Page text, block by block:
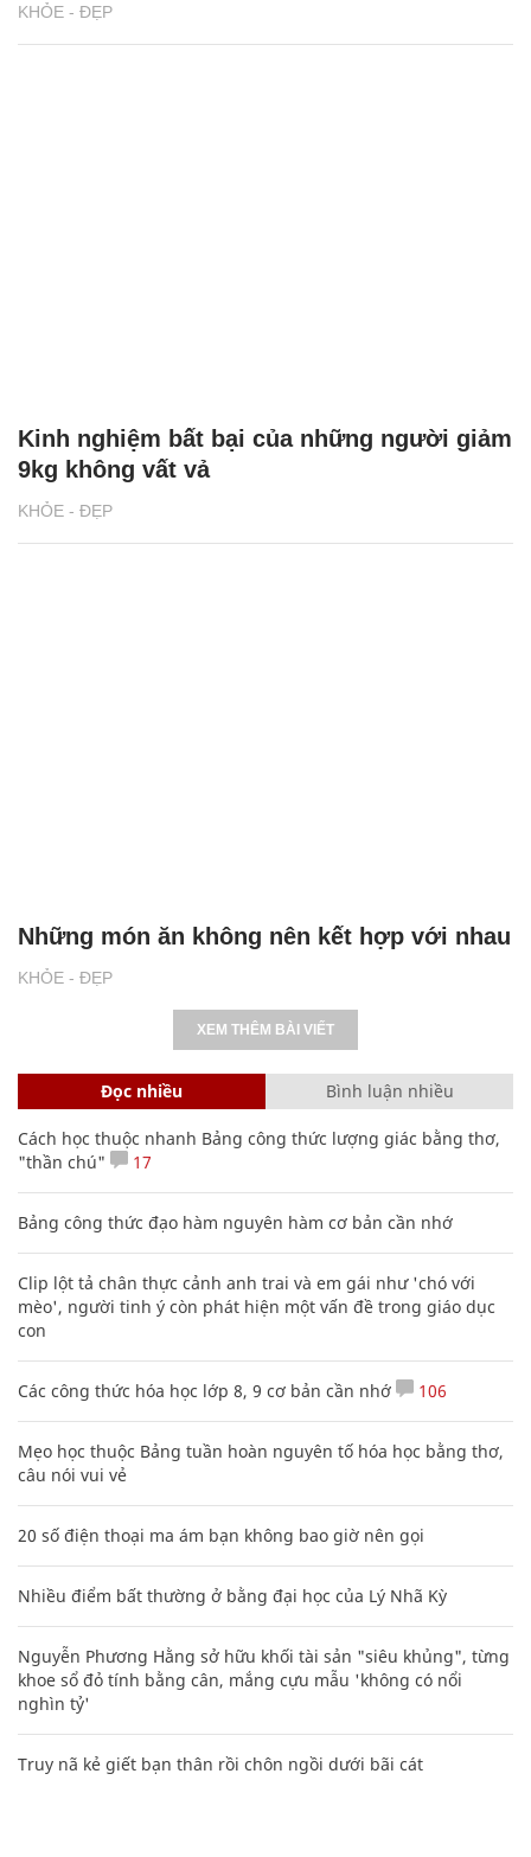
KHỎE - ĐẸP
KHỎE - ĐẸP
Kinh nghiệm bất bại của những người giảm
9kg không vất vả
KHỎE - ĐẸP
Những món ăn không nên kết hợp với nhau
XEM THÊM BÀI VIẾT
Đọc nhiều Bình luận nhiều
Cách học thuộc nhanh Bảng công thức lượng giác bằng thơ,
"thần chú"
17
Bảng công thức đạo hàm nguyên hàm cơ bản cần nhớ
Clip lột tả chân thực cảnh anh trai và em gái như 'chó với
mèo', người tinh ý còn phát hiện một vấn đề trong giáo dục
con
Các công thức hóa học lớp 8, 9 cơ bản cần nhớ 106
Mẹo học thuộc Bảng tuần hoàn nguyên tố hóa học bằng thơ,
câu nói vui vẻ
20 số điện thoại ma ám bạn không bao giờ nên gọi
Nhiều điểm bất thường ở bằng đại học của Lý Nhã Kỳ
Nguyễn Phương Hằng sở hữu khối tài sản "siêu khủng", từng
khoe sổ đỏ tính bằng cân, mắng cựu mẫu 'không có nổi
nghìn tỷ'
Truy nã kẻ giết bạn thân rồi chôn ngồi dưới bãi cát